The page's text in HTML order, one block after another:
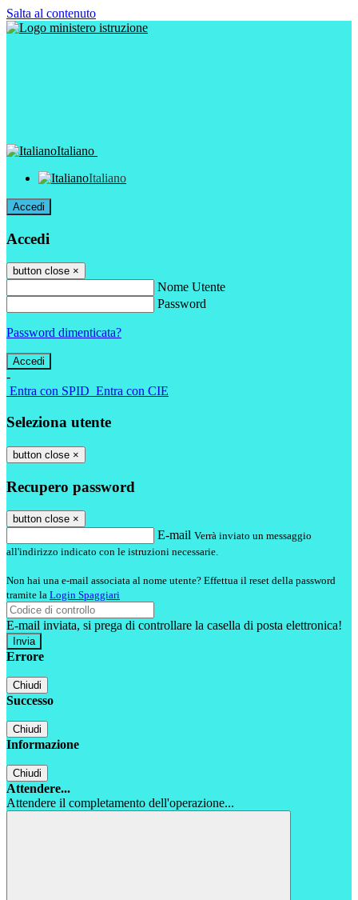
Salta al contenuto
Italiano
Italiano
Accedi
Accedi
button close ×
Nome Utente
Password
Password dimenticata?
-
Entra con SPID Entra con CIE
Seleziona utente
button close ×
Recupero password
button close ×
E-mail Verrà inviato un messaggio
all'indirizzo indicato con le istruzioni necessarie.
Non hai una e-mail associata al nome utente? Effettua il reset della password
tramite la Login Spaggiari
E-mail inviata, si prega di controllare la casella di posta elettronica!
Errore
Chiudi
Successo
Chiudi
Informazione
Chiudi
Attendere...
Attendere il completamento dell'operazione...